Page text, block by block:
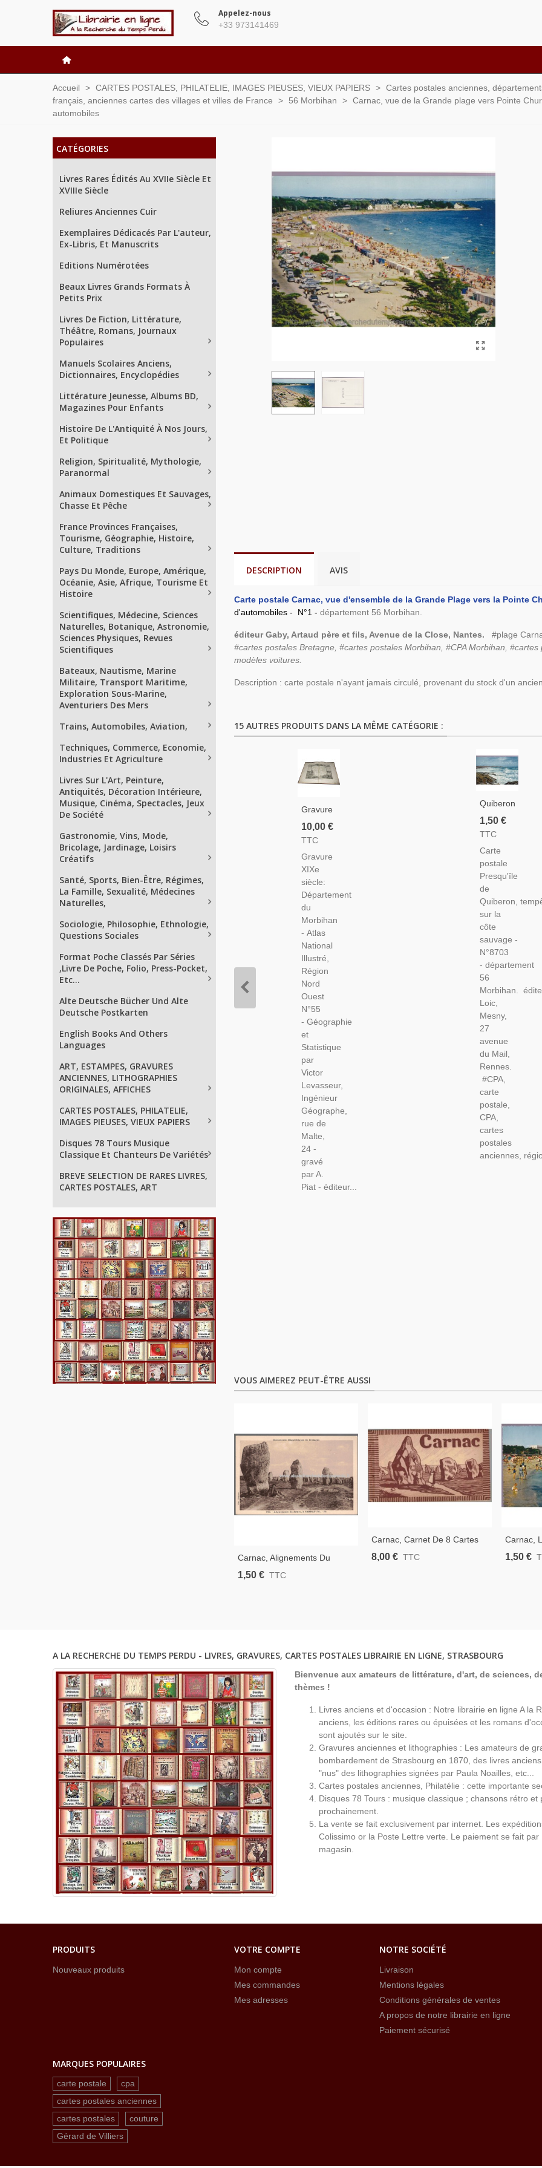
Appelez-nous
+33 973141469
Accueil > CARTES POSTALES, PHILATELIE, IMAGES PIEUSES, VIEUX PAPIERS > Cartes postales anciennes,
français, anciennes cartes des villages et villes de France
> 56 Morbihan > Carnac, vue de la Grande plage vers Pointe
automobiles
CATÉGORIES
Livres Rares Édités Au XVIIe Siècle Et
XVIIIe Siècle
Reliures Anciennes Cuir
Exemplaires Dédicacés Par L'auteur,
Ex-Libris, Et Manuscrits
Editions Numérotées
Beaux Livres Grands Formats À
Petits Prix
Livres De Fiction, Littérature,
Théâtre, Romans, Journaux
Populaires
Manuels Scolaires Anciens,
Dictionnaires, Encyclopédies
Littérature Jeunesse, Albums BD,
Magazines Pour Enfants
Histoire De L'Antiquité À Nos Jours,
Et Politique
Religion, Spiritualité, Mythologie,
Paranormal
Animaux Domestiques Et Sauvages,
Chasse Et Pêche
France Provinces Françaises,
Tourisme, Géographie, Histoire,
Culture, Traditions
Pays Du Monde, Europe, Amérique,
Océanie, Asie, Afrique, Tourisme Et
Histoire
Scientifiques, Médecine, Sciences
Naturelles, Botanique, Astronomie,
Sciences Physiques, Revues
Scientifiques
Bateaux, Nautisme, Marine
Militaire, Transport Maritime,
Exploration Sous-Marine,
Aventuriers Des Mers
Trains, Automobiles, Aviation,
Techniques, Commerce, Economie,
Industries Et Agriculture
Livres Sur L'Art, Peinture,
Antiquités, Décoration Intérieure,
Musique, Cinéma, Spectacles, Jeux
De Société
Gastronomie, Vins, Mode,
Bricolage, Jardinage, Loisirs
Créatifs
Santé, Sports, Bien-Être, Régimes,
La Famille, Sexualité, Médecines
Naturelles,
Sociologie, Philosophie, Ethnologie,
Questions Sociales
Format Poche Classés Par Séries
,Livre De Poche, Folio, Press-Pocket,
Etc...
Alte Deutsche Bücher Und Alte
Deutsche Postkarten
English Books And Others
Languages
ART, ESTAMPES, GRAVURES
ANCIENNES, LITHOGRAPHIES
ORIGINALES, AFFICHES
CARTES POSTALES, PHILATELIE,
IMAGES PIEUSES, VIEUX PAPIERS
Disques 78 Tours Musique
Classique Et Chanteurs De Variétés
BREVE SELECTION DE RARES LIVRES,
CARTES POSTALES, ART
DESCRIPTION AVIS
Carte postale Carnac, vue d'ensemble de la Grande Plage vers la Pointe
d'automobiles - N°1 - département 56 Morbihan.
éditeur Gaby, Artaud père et fils, Avenue de la Close, Nantes. #plage
#cartes postales Bretagne, #cartes postales Morbihan, #CPA Morbihan,
modèles voitures.
Description : carte postale n'ayant jamais circulé, provenant du stock d'un
15 AUTRES PRODUITS DANS LA MÊME CATÉGORIE :
Gravure
Département
Du
1846
Levasseur
-
Département
56, Atlas
National
Illustré
Levasseur,
Cartes
Géographiques,
10,00 €
TTC
Gravure
XIXe
siècle:
Département
du
Morbihan
- Atlas
National
Illustré,
Région
Nord
Ouest
N°55
- Géographie
et
Statistique
par
Victor
Levasseur,
Ingénieur
Géographe,
rue de
Malte,
24 -
gravé
par A.
Piat - éditeur...
Quiberon,
Tempête
Sur La
Sauvage
- Carte
Postale
Département
Morbihan,
Bretagne
1,50 €
TTC
Carte
postale
Presqu'île
de
Quiberon,
sur la
côte
sauvage -
N°8703
- département
56
Morbihan.
Loic,
Mesny,
27
avenue
du Mail,
Rennes.
#CPA,
carte
postale,
CPA,
cartes
postales
anciennes,
VOUS AIMEREZ PEUT-ÊTRE AUSSI
Carnac, Alignements Du
Ménec, Monuments
Mégalithiques De Bretagne -
1,50 € TTC
Carnac, Carnet De 8 Cartes
Postales, Laurent Nel,-
8,00 € TTC
Carnac,
Carte
1,50 €
A LA RECHERCHE DU TEMPS PERDU - LIVRES, GRAVURES, CARTES POSTALES LIBRAIRIE EN LIGNE, STRASBOURG
Bienvenue aux amateurs de littérature, d'art, de sciences,
thèmes !
Livres anciens et d'occasion : Notre librairie en ligne A la
anciens, les éditions rares ou épuisées et les romans
sont ajoutés sur le site.
Gravures anciennes et lithographies : Les amateurs de
bombardement de Strasbourg en 1870, des livres
"nus" des lithographies signées par Paula Noailles, etc...
Cartes postales anciennes, Philatélie : cette importante
Disques 78 Tours : musique classique ; chansons rétro
prochainement.
La vente se fait exclusivement par internet. Les
Colissimo or la Poste Lettre verte. Le paiement se fait
magasin.
PRODUITS
Nouveaux produits
VOTRE COMPTE
Mon compte
Mes commandes
Mes adresses
NOTRE SOCIÉTÉ
Livraison
Mentions légales
Conditions générales de ventes
A propos de notre librairie en ligne
Paiement sécurisé
MARQUES POPULAIRES
carte postale
cpa
cartes postales anciennes
cartes postales
couture
Gérard de Villiers